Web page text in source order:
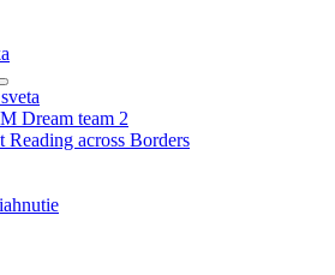
Dream team 2
Reading across Borders